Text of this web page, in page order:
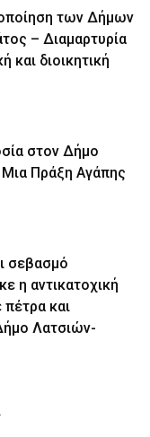
των Δήμων
– Διαμαρτυρία
και διοικητική
στον Δήμο
Πράξη Αγάπης
σεβασμό
η αντικατοχική
και
Λατσιών-